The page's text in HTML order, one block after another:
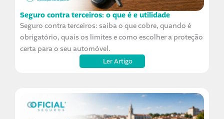
Seguro contra terceiros: o que é e utilidade
Seguro contra terceiros: saiba o que cobre, quando é
obrigatório, quais os limites e como escolher a proteção
certa para o seu automóvel.
Ler Artigo